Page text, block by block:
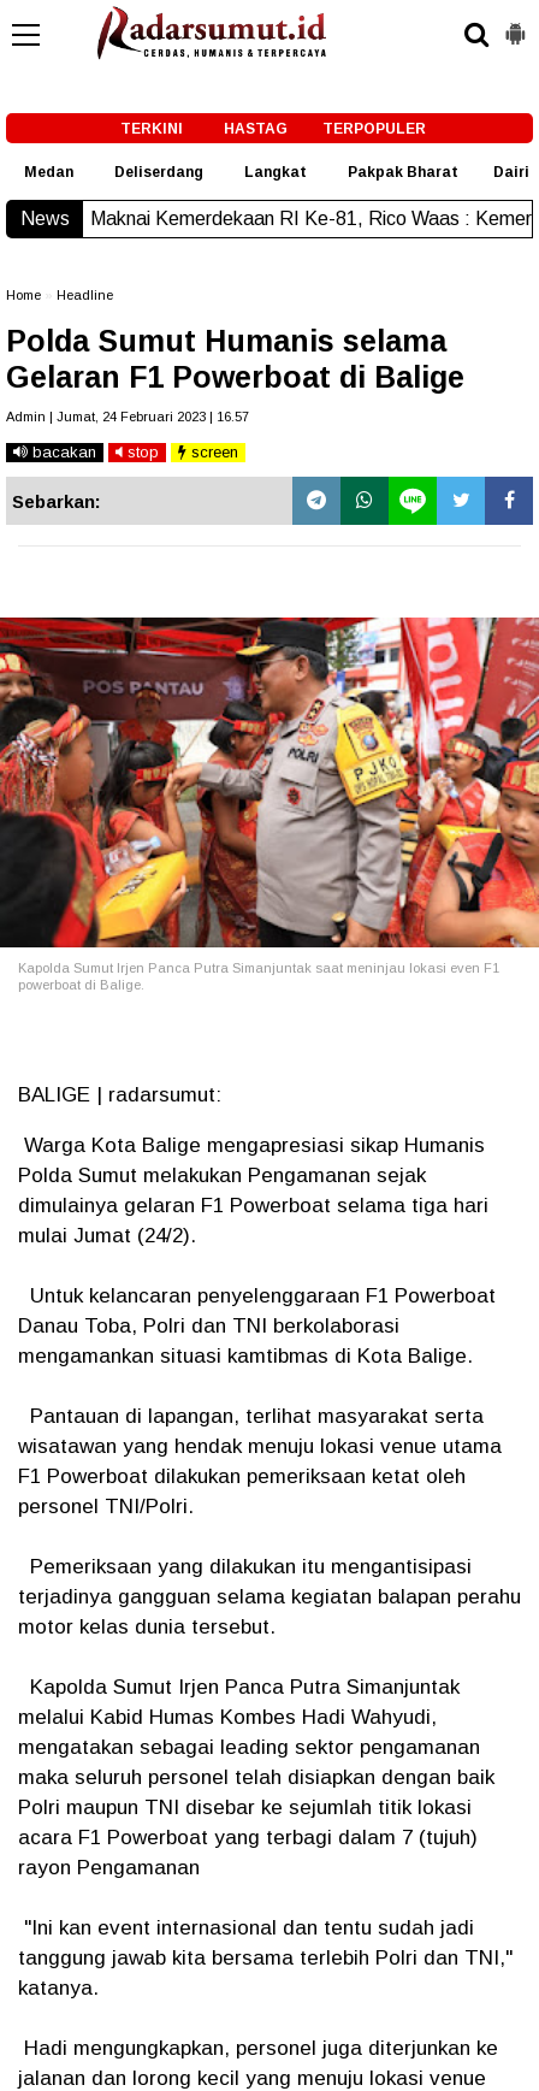
TERKINI HASTAG TERPOPULER
Medan Deliserdang Langkat Pakpak Bharat Dairi
News
Kemerdekaan RI Ke-81, Rico Waas : Kemerdekaan Harus
Home Headline
Polda Sumut Humanis selama
Gelaran F1 Powerboat di Balige
Admin | Jumat, 24 Februari 2023 | 16.57
bacakan stop screen
Sebarkan:
Kapolda Sumut Irjen Panca Putra Simanjuntak saat meninjau lokasi even F1
powerboat di Balige.
BALIGE | radarsumut:
Warga Kota Balige mengapresiasi sikap Humanis
Polda Sumut melakukan Pengamanan sejak
dimulainya gelaran F1 Powerboat selama tiga hari
mulai Jumat (24/2).
Untuk kelancaran penyelenggaraan F1 Powerboat
Danau Toba, Polri dan TNI berkolaborasi
mengamankan situasi kamtibmas di Kota Balige.
Pantauan di lapangan, terlihat masyarakat serta
wisatawan yang hendak menuju lokasi venue utama
F1 Powerboat dilakukan pemeriksaan ketat oleh
personel TNI/Polri.
Pemeriksaan yang dilakukan itu mengantisipasi
terjadinya gangguan selama kegiatan balapan perahu
motor kelas dunia tersebut.
Kapolda Sumut Irjen Panca Putra Simanjuntak
melalui Kabid Humas Kombes Hadi Wahyudi,
mengatakan sebagai leading sektor pengamanan
maka seluruh personel telah disiapkan dengan baik
Polri maupun TNI disebar ke sejumlah titik lokasi
acara F1 Powerboat yang terbagi dalam 7 (tujuh)
rayon Pengamanan
"Ini kan event internasional dan tentu sudah jadi
tanggung jawab kita bersama terlebih Polri dan TNI,"
katanya.
Hadi mengungkapkan, personel juga diterjunkan ke
jalanan dan lorong kecil yang menuju lokasi venue